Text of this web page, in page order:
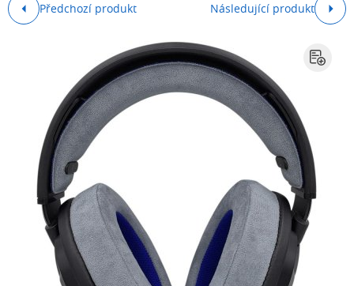
Předchozí produkt Následující produkt